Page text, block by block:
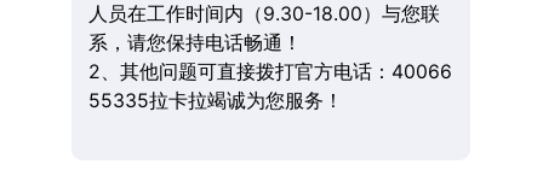
人员在工作时间内（9.30-18.00）与您联
系，请您保持电话畅通！
2、其他问题可直接拨打官方电话：40066
55335拉卡拉竭诚为您服务！